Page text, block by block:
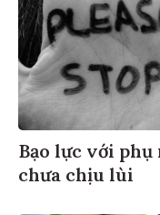
Bạo lực với phụ
chưa chịu lùi